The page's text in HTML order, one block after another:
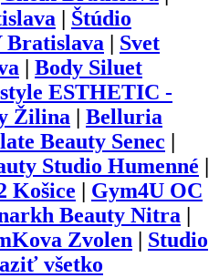
Štúdio
Svet
Body Siluet
ESTHETIC -
Žilina
Belluria
Beauty Senec
Studio Humenné
Košice
Gym4U OC
Beauty Nitra
Zvolen
Studio
všetko